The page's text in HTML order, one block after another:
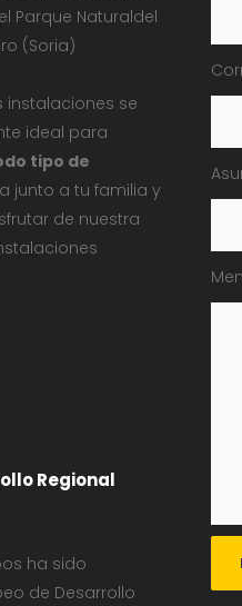
Parque Naturaldel
(Soria)
instalaciones se
ideal para
tipo de
junto a tu familia y
de nuestra
Regional
ha sido
de Desarrollo